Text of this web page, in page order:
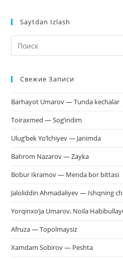
Saytdan Izlash
Свежие Записи
Barhayot Umarov — Tunda kechalar
Toiraxmed — Sog’indim
Ulug’bek Yo’lchiyev — Janimda
Bahrom Nazarov — Zayka
Bobur Ikramov — Menda bor bittasi
Jaloliddin Ahmadaliyev — Ishqning
Yorqinxo’ja Umarov, Noila
Afruza — Topolmaysiz
Xamdam Sobirov — Peshta